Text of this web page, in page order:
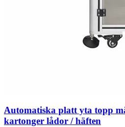
Automatiska platt yta topp
kartonger lådor / häften